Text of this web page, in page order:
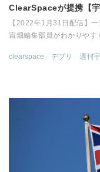
ClearSpaceが提携【宇
【2022年1月31日配信】
宙畑編集部員がわかりやす
clearspace デブリ 週刊